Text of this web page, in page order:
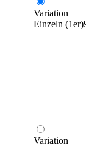
Variation
Einzeln (1er)
Variation